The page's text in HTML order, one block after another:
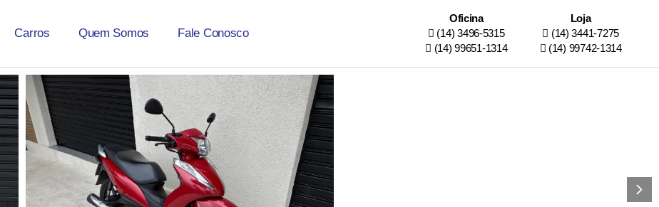
Carros Quem Somos Fale Conosco
Oficina
(14) 3496-5315
(14) 99651-1314
Loja
(14) 3441-7275
(14) 99742-1314